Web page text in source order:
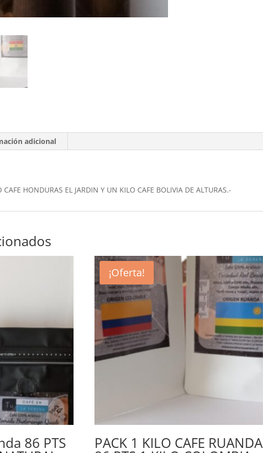
adicional
HONDURAS EL JARDIN Y UN KILO CAFE BOLIVIA DE ALTURAS.-
86 PTS
¡Oferta!
PACK 1 KILO CAFE RUANDA